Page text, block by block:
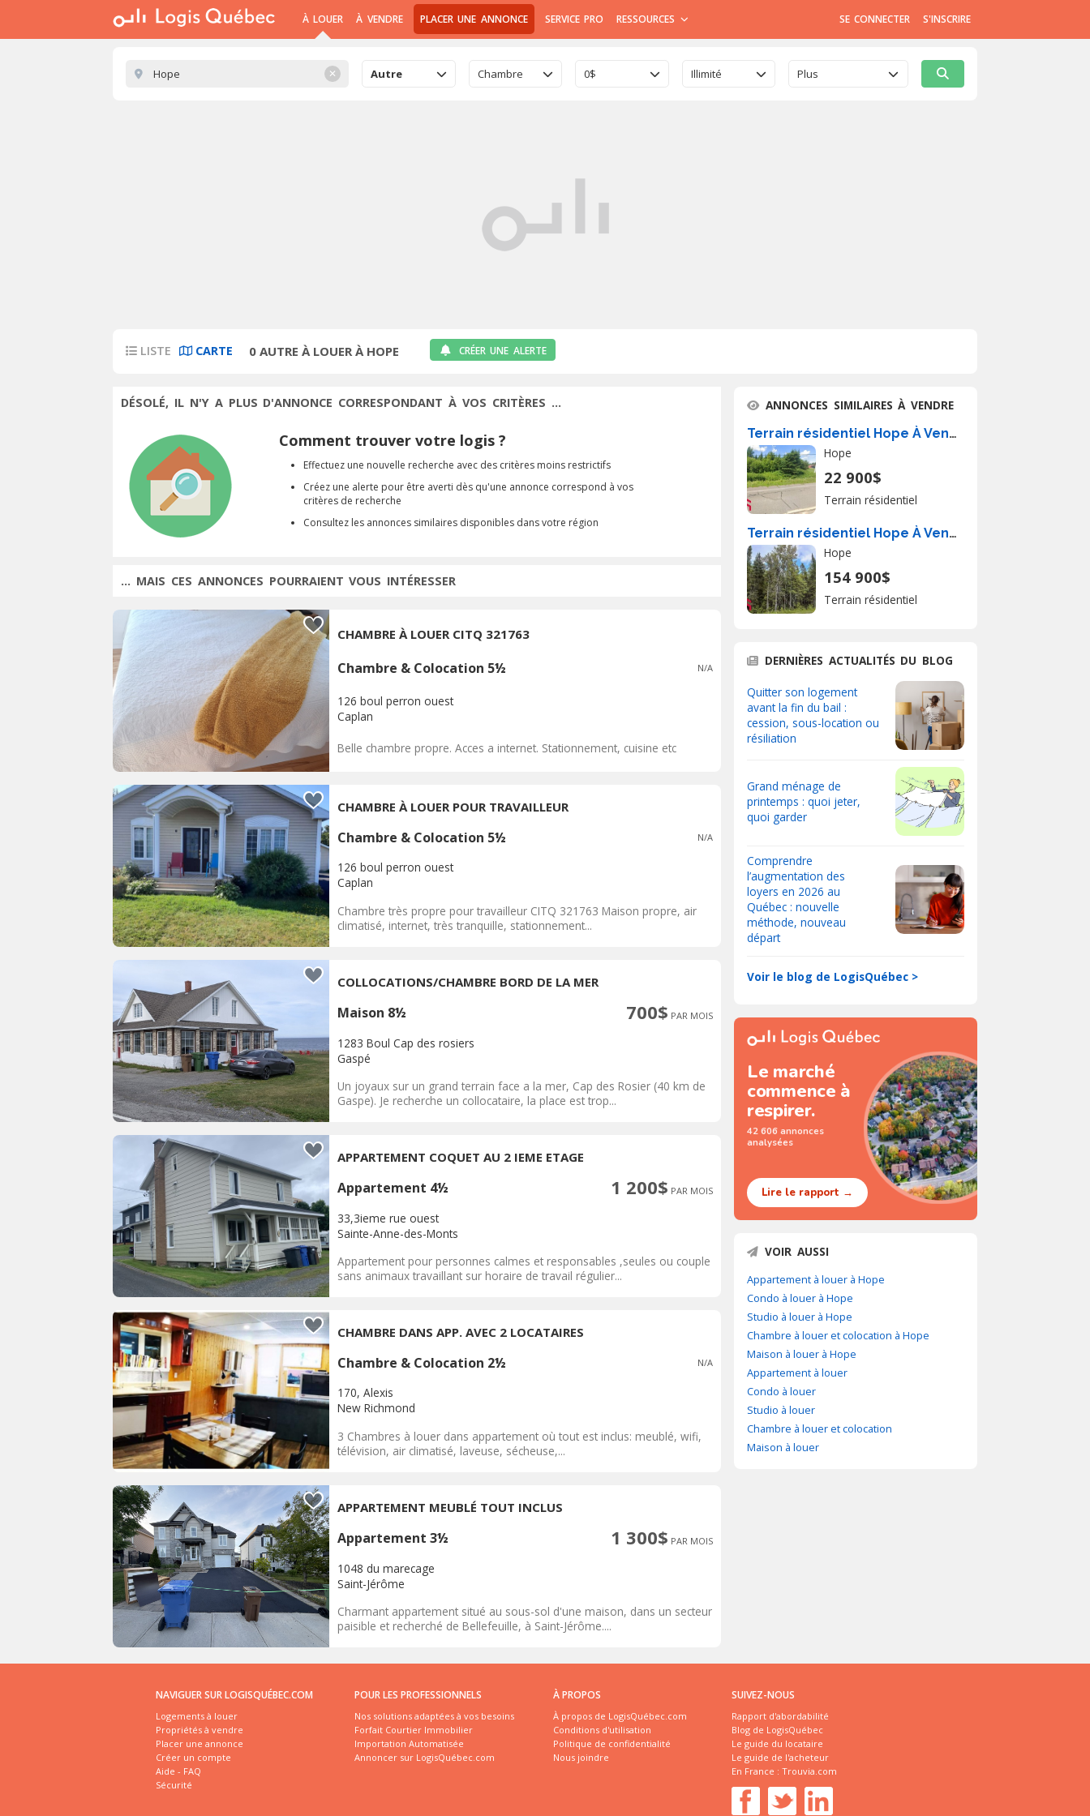
À LOUER À VENDRE PLACER UNE ANNONCE SERVICE PRO RESSOURCES SE CONNECTER S'INSCRIRE
✕ Autre Chambre 0$ Illimité Plus
LISTE CARTE 0 AUTRE À LOUER À HOPE CRÉER UNE ALERTE
DÉSOLÉ, IL N'Y A PLUS D'ANNONCE CORRESPONDANT À VOS CRITÈRES ...
Comment trouver votre logis ?
Effectuez une nouvelle recherche avec des critères moins restrictifs
Créez une alerte pour être averti dès qu'une annonce correspond à vos
critères de recherche
Consultez les annonces similaires disponibles dans votre région
... MAIS CES ANNONCES POURRAIENT VOUS INTÉRESSER
CHAMBRE À LOUER CITQ 321763
Chambre & Colocation 5½ N/A
126 boul perron ouest
Caplan
Belle chambre propre. Acces a internet. Stationnement, cuisine etc
CHAMBRE À LOUER POUR TRAVAILLEUR
Chambre & Colocation 5½ N/A
126 boul perron ouest
Caplan
Chambre très propre pour travailleur CITQ 321763 Maison propre, air
climatisé, internet, très tranquille, stationnement...
COLLOCATIONS/CHAMBRE BORD DE LA MER
Maison 8½ 700$ PAR MOIS
1283 Boul Cap des rosiers
Gaspé
Un joyaux sur un grand terrain face a la mer, Cap des Rosier (40 km de
Gaspe). Je recherche un collocataire, la place est trop...
APPARTEMENT COQUET AU 2 IEME ETAGE
Appartement 4½ 1 200$ PAR MOIS
33,3ieme rue ouest
Sainte-Anne-des-Monts
Appartement pour personnes calmes et responsables ,seules ou couple
sans animaux travaillant sur horaire de travail régulier...
CHAMBRE DANS APP. AVEC 2 LOCATAIRES
Chambre & Colocation 2½ N/A
170, Alexis
New Richmond
3 Chambres à louer dans appartement où tout est inclus: meublé, wifi,
télévision, air climatisé, laveuse, sécheuse,...
APPARTEMENT MEUBLÉ TOUT INCLUS
Appartement 3½ 1 300$ PAR MOIS
1048 du marecage
Saint-Jérôme
Charmant appartement situé au sous-sol d'une maison, dans un secteur
paisible et recherché de Bellefeuille, à Saint-Jérôme....
ANNONCES SIMILAIRES À VENDRE
Terrain résidentiel Hope À Vendre
Hope
22 900$
Terrain résidentiel
Terrain résidentiel Hope À Vendre
Hope
154 900$
Terrain résidentiel
DERNIÈRES ACTUALITÉS DU BLOG
Quitter son logement
avant la fin du bail :
cession, sous-location ou
résiliation
Grand ménage de
printemps : quoi jeter,
quoi garder
Comprendre
l’augmentation des
loyers en 2026 au
Québec : nouvelle
méthode, nouveau
départ
Voir le blog de LogisQuébec >
Le marché
commence à
respirer.
42 606 annonces
analysées
Lire le rapport →
VOIR AUSSI
Appartement à louer à Hope
Condo à louer à Hope
Studio à louer à Hope
Chambre à louer et colocation à Hope
Maison à louer à Hope
Appartement à louer
Condo à louer
Studio à louer
Chambre à louer et colocation
Maison à louer
NAVIGUER SUR LOGISQUÉBEC.COM
Logements à louer
Propriétés à vendre
Placer une annonce
Créer un compte
Aide - FAQ
Sécurité
POUR LES PROFESSIONNELS
Nos solutions adaptées à vos besoins
Forfait Courtier Immobilier
Importation Automatisée
Annoncer sur LogisQuébec.com
À PROPOS
À propos de LogisQuébec.com
Conditions d'utilisation
Politique de confidentialité
Nous joindre
SUIVEZ-NOUS
Rapport d'abordabilité
Blog de LogisQuébec
Le guide du locataire
Le guide de l'acheteur
En France : Trouvia.com